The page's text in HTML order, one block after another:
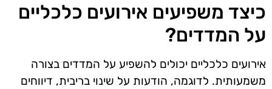
כיצד משפיעים אירועים כלכליים
על המדדים?
אירועים כלכליים יכולים להשפיע על המדדים בצורה
משמעותית. לדוגמה, הודעות על שינוי בריבית, דיווחים